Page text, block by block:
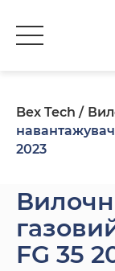
Bex Tech
навантажувач
2023
FG 35